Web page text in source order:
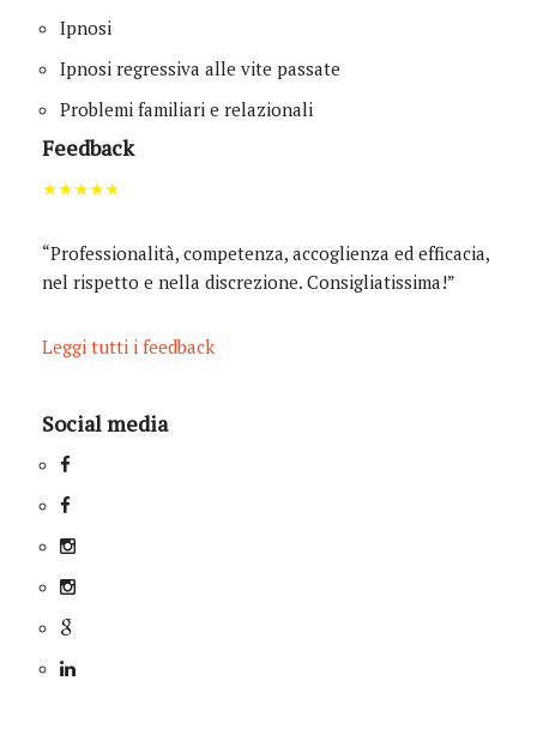
Ipnosi
Ipnosi regressiva alle vite passate
Problemi familiari e relazionali
Feedback
★★★★★
“Professionalità, competenza, accoglienza ed efficacia,
nel rispetto e nella discrezione. Consigliatissima!”
Leggi tutti i feedback
Social media